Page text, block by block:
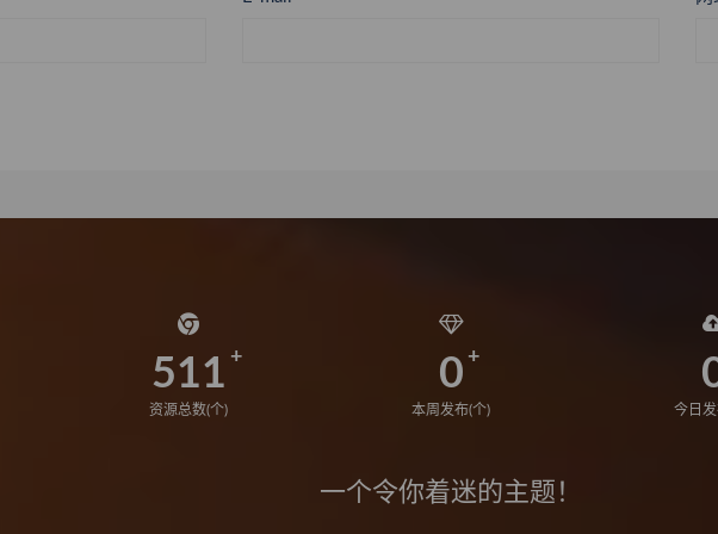
511
资源总数(个)
0
本周发布(个) 今日
一个令你着迷的主题！